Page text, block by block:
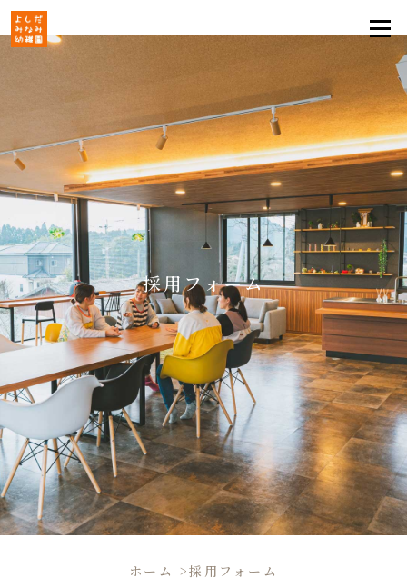
採用フォーム
ホーム >採用フォーム